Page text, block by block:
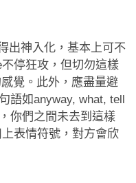
出神入化，基本上可不
停狂攻，但切勿這樣
覺。此外，應盡量避
語如anyway, what, tell
你們之間未去到這樣
表情符號，對方會欣